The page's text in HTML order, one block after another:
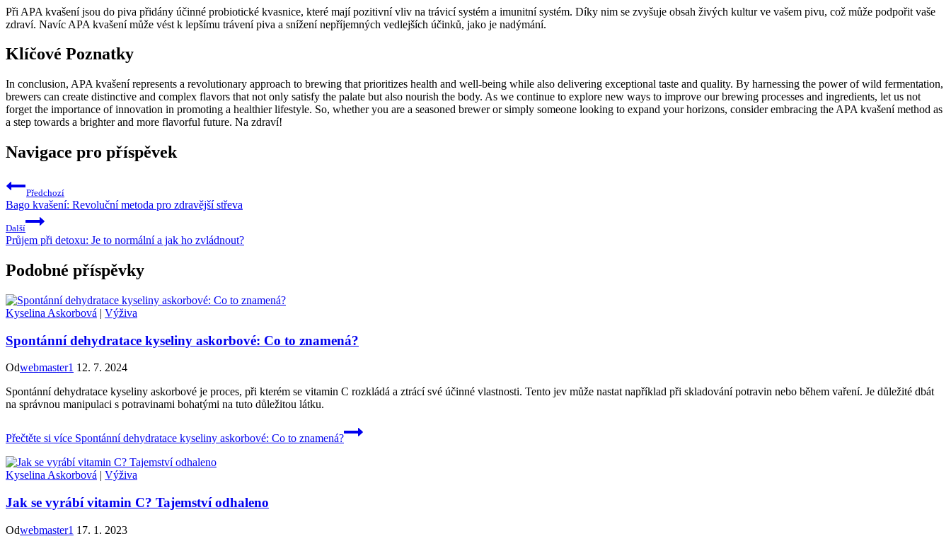
Při APA kvašení jsou do piva přidány účinné probiotické kvasnice, které mají pozitivní vliv na trávicí systém a imunitní systém. Díky nim se zvyšuje obsah živých kultur ve vašem pivu, což může podpořit vaše
zdraví. Navíc APA kvašení může vést k lepšímu trávení piva a snížení nepříjemných vedlejších účinků, jako je nadýmání.
Klíčové Poznatky
In conclusion, APA kvašení represents a revolutionary approach to brewing that prioritizes health and well-being while also delivering exceptional taste and quality. By harnessing the power of wild fermentation,
brewers can create distinctive and complex flavors that not only satisfy the palate but also nourish the body. As we continue to explore new ways to improve our brewing processes and ingredients, let us not
forget the importance of innovation in promoting a healthier lifestyle. So, whether you are a seasoned brewer or simply someone looking to expand your horizons, consider embracing the APA kvašení method as
a step towards a brighter and more flavorful future. Na zdraví!
Navigace pro příspěvek
Předchozí
Bago kvašení: Revoluční metoda pro zdravější střeva
Další
Průjem při detoxu: Je to normální a jak ho zvládnout?
Podobné příspěvky
Kyselina Askorbová | Výživa
Spontánní dehydratace kyseliny askorbové: Co to znamená?
Odwebmaster1 12. 7. 2024
Spontánní dehydratace kyseliny askorbové je proces, při kterém se vitamin C rozkládá a ztrácí své účinné vlastnosti. Tento jev může nastat například při skladování potravin nebo během vaření. Je důležité dbát
na správnou manipulaci s potravinami bohatými na tuto důležitou látku.
Přečtěte si více Spontánní dehydratace kyseliny askorbové: Co to znamená?
Kyselina Askorbová | Výživa
Jak se vyrábí vitamin C? Tajemství odhaleno
Odwebmaster1 17. 1. 2023